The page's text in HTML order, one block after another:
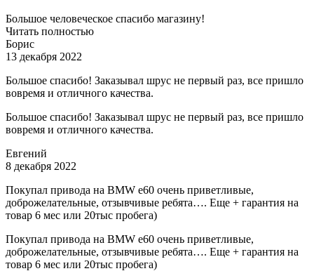
Большое человеческое спасибо магазину!
Читать полностью
Борис
13 декабря 2022
Большое спасибо! Заказывал шрус не первый раз, все пришло
вовремя и отличного качества.
Большое спасибо! Заказывал шрус не первый раз, все пришло
вовремя и отличного качества.
Евгений
8 декабря 2022
Покупал привода на BMW e60 очень приветливые,
доброжелательные, отзывчивые ребята…. Еще + гарантия на
товар 6 мес или 20тыс пробега)
Покупал привода на BMW e60 очень приветливые,
доброжелательные, отзывчивые ребята…. Еще + гарантия на
товар 6 мес или 20тыс пробега)